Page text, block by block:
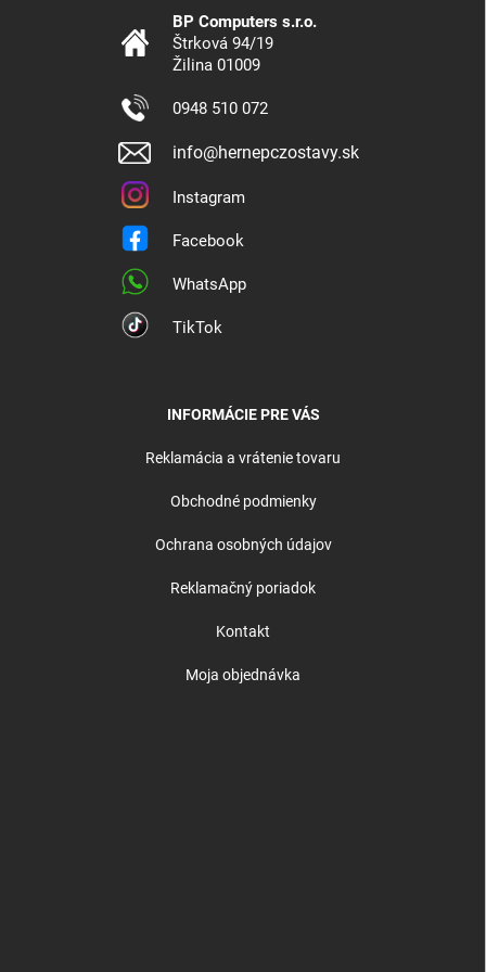
BP Computers s.r.o.
Štrková 94/19
Žilina 01009
0948 510 072
info@hernepczostavy.sk
Instagram
Facebook
WhatsApp
TikTok
INFORMÁCIE PRE VÁS
Reklamácia a vrátenie tovaru
Obchodné podmienky
Ochrana osobných údajov
Reklamačný poriadok
Kontakt
Moja objednávka